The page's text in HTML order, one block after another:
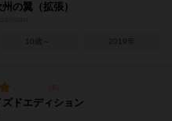
の翼（拡張）
10歳～ 2019年
ドエディション